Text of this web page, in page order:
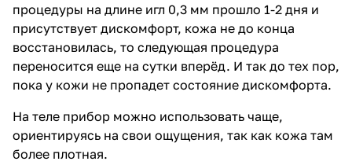
процедуры на длине игл 0,3 мм прошло 1-2 дня и
присутствует дискомфорт, кожа не до конца
восстановилась, то следующая процедура
переносится еще на сутки вперёд. И так до тех пор,
пока у кожи не пропадет состояние дискомфорта.
На теле прибор можно использовать чаще,
ориентируясь на свои ощущения, так как кожа там
более плотная.